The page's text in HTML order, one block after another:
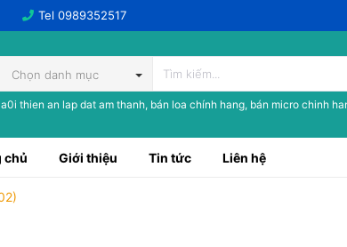
Tel 0989352517
Chọn danh mục
thien an lap dat am thanh, bán loa chính hang, bán micro chinh
chủ Giới thiệu Tin tức Liên hệ